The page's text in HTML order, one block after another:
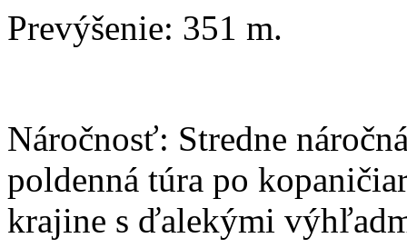
Prevýšenie: 351 m.
Náročnosť: Stredne
poldenná túra po
krajine s ďalekými